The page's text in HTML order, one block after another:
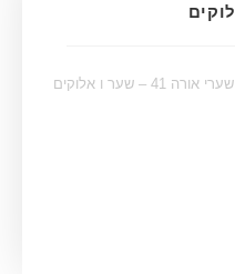
שערי אורה 41 – שער ו אלוקים